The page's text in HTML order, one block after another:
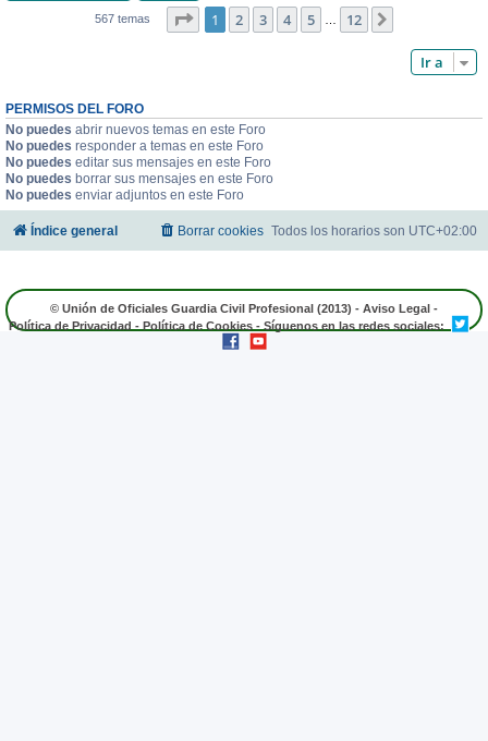
567 temas Página de 12
1 2 3 4 5 … 12
Ir a
PERMISOS DEL FORO
No puedes abrir nuevos temas en este Foro
No puedes responder a temas en este Foro
No puedes editar sus mensajes en este Foro
No puedes borrar sus mensajes en este Foro
No puedes enviar adjuntos en este Foro
Índice general Todos los horarios son UTC+02:00
Borrar cookies
© Unión de Oficiales Guardia Civil Profesional (2013) - Aviso Legal -
Política de Privacidad-Política de Cookies- Síguenos en las redes sociales: